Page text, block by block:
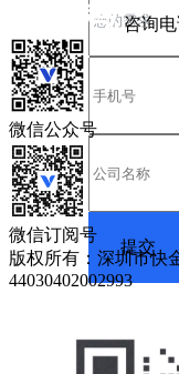
咨询电
微信公众号
微信订阅号
版权所有：深圳市快
44030402002993